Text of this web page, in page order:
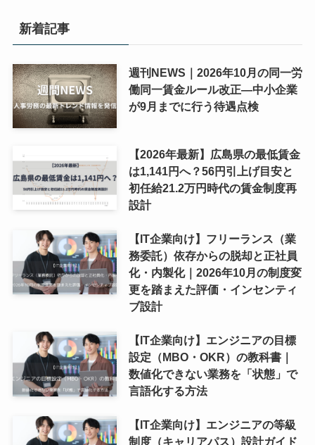
新着記事
週刊NEWS｜2026年10月の同一労
働同一賃金ルール改正―中小企業
が9月までに行う待遇点検
【2026年最新】広島県の最低賃金
は1,141円へ？56円引上げ目安と
初任給21.2万円時代の賃金制度再
設計
【IT企業向け】フリーランス（業
務委託）依存からの脱却と正社員
化・内製化｜2026年10月の制度変
更を踏まえた評価・インセンティ
ブ設計
【IT企業向け】エンジニアの目標
設定（MBO・OKR）の教科書｜
数値化できない業務を「状態」で
言語化する方法
【IT企業向け】エンジニアの等級
制度（キャリアパス）設計ガイド